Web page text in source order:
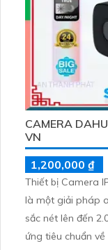
CAMERA
VN
1,200,000 ₫
Thiết bị Camera
là một giải pháp
sắc nét lên đến 2.0 megapixel.
ứng tiêu chuẩn